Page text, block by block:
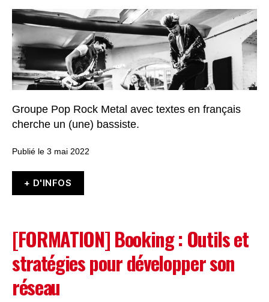
Groupe Pop Rock Metal avec textes en français
cherche un (une) bassiste.
Publié le 3 mai 2022
+ D'INFOS
[FORMATION] Booking : Outils et
stratégies pour développer son
réseau